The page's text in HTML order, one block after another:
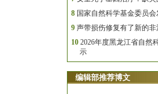
8 国家自然科学基金委员
9 声带损伤修复有了新的
10 2026年度黑龙江省自然
示
编辑部推荐博文